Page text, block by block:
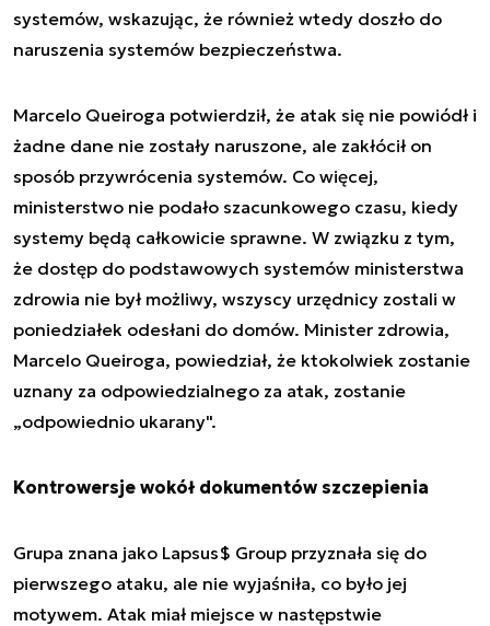
systemów, wskazując, że również wtedy doszło do
naruszenia systemów bezpieczeństwa.
Marcelo Queiroga potwierdził, że atak się nie powiódł i
żadne dane nie zostały naruszone, ale zakłócił on
sposób przywrócenia systemów. Co więcej,
ministerstwo nie podało szacunkowego czasu, kiedy
systemy będą całkowicie sprawne. W związku z tym,
że dostęp do podstawowych systemów ministerstwa
zdrowia nie był możliwy, wszyscy urzędnicy zostali w
poniedziałek odesłani do domów. Minister zdrowia,
Marcelo Queiroga, powiedział, że ktokolwiek zostanie
uznany za odpowiedzialnego za atak, zostanie
„odpowiednio ukarany".
Kontrowersje wokół dokumentów szczepienia
Grupa znana jako Lapsus$ Group przyznała się do
pierwszego ataku, ale nie wyjaśniła, co było jej
motywem. Atak miał miejsce w następstwie